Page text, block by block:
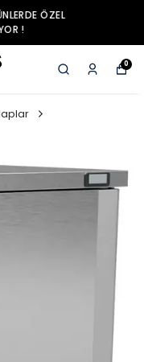
ÜRÜNLERDE ÖZEL
BEKLIYOR !
0